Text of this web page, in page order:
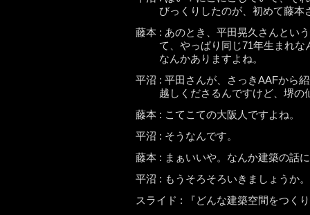
びっくりしたのが、初めて藤本
藤本 : あのとき、平田晃久さんとい
て、やっぱり同じ71年生まれ
なんかありますよね。
平沼 : 平田さんが、さっきAAFから
越しくださるんですけど、堺の
藤本 : こてこての大阪人ですよね。
平沼 : そうなんです。
藤本 : まぁいいや。なんか建築の話
平沼 : もうそろそろいきましょうか。
スライド : 『どんな建築空間をつく